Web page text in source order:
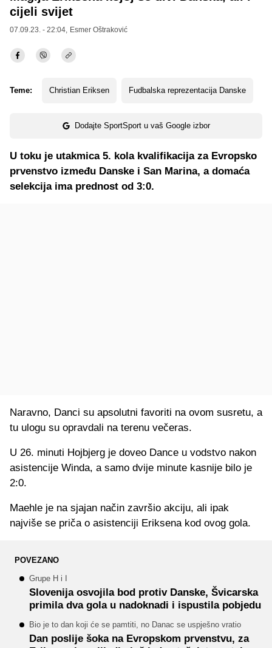
cijeli svijet
07.09.23. - 22:04, Esmer Oštraković
Teme: Christian Eriksen Fudbalska reprezentacija Danske
Dodajte SportSport u vaš Google izbor
U toku je utakmica 5. kola kvalifikacija za Evropsko
prvenstvo između Danske i San Marina, a domaća
selekcija ima prednost od 3:0.
Naravno, Danci su apsolutni favoriti na ovom susretu, a
tu ulogu su opravdali na terenu večeras.
U 26. minuti Hojbjerg je doveo Dance u vodstvo nakon
asistencije Winda, a samo dvije minute kasnije bilo je
2:0.
Maehle je na sjajan način završio akciju, ali ipak
najviše se priča o asistenciji Eriksena kod ovog gola.
POVEZANO
Grupe H i I
Slovenija osvojila bod protiv Danske, Švicarska
primila dva gola u nadoknadi i ispustila pobjedu
Bio je to dan koji će se pamtiti, no Danac se uspješno vratio
Dan poslije šoka na Evropskom prvenstvu, za